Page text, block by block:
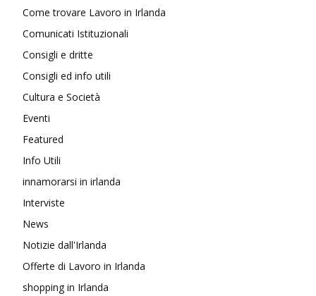
Come trovare Lavoro in Irlanda
Comunicati Istituzionali
Consigli e dritte
Consigli ed info utili
Cultura e Società
Eventi
Featured
Info Utili
innamorarsi in irlanda
Interviste
News
Notizie dall'Irlanda
Offerte di Lavoro in Irlanda
shopping in Irlanda